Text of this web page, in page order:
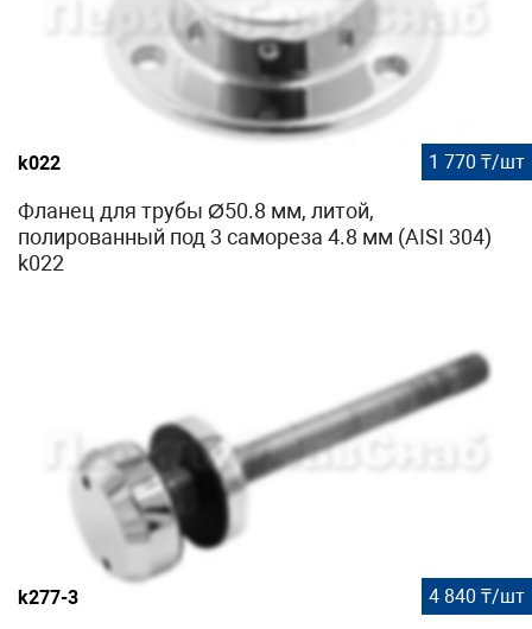
k022 1 770 ₸/шт
Фланец для трубы Ø50.8 мм, литой,
полированный под 3 самореза 4.8 мм (AISI 304)
k022
k277-3 4 840 ₸/шт